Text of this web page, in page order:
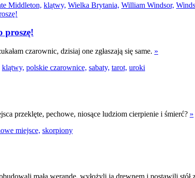
Middleton, klątwy, Wielka Brytania, William Windsor,
proszę!
czarownic, dzisiaj one zgłaszają się same. »
klątwy, polskie czarownice, sabaty, tarot, uroki
przeklęte, pechowe, niosące ludziom cierpienie i śmierć? »
miejsce, skorpiony
małą werandę, wyłożyli ją drewnem i postawili stół